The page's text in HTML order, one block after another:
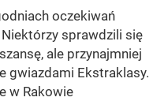
oczekiwań
sprawdzili się
ale przynajmniej
gwiazdami Ekstraklasy.
w Rakowie